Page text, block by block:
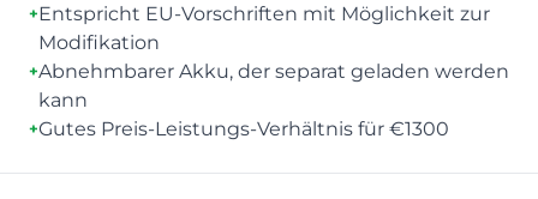
+Entspricht EU-Vorschriften mit Möglichkeit zur
Modifikation
+Abnehmbarer Akku, der separat geladen werden
kann
+Gutes Preis-Leistungs-Verhältnis für €1300